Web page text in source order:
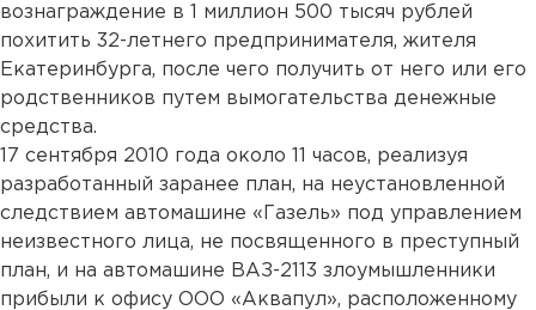
вознаграждение в 1 миллион 500 тысяч рублей
похитить 32-летнего предпринимателя, жителя
Екатеринбурга, после чего получить от него или его
родственников путем вымогательства денежные
средства.
17 сентября 2010 года около 11 часов, реализуя
разработанный заранее план, на неустановленной
следствием автомашине «Газель» под управлением
неизвестного лица, не посвященного в преступный
план, и на автомашине ВАЗ-2113 злоумышленники
прибыли к офису ООО «Аквапул», расположенному